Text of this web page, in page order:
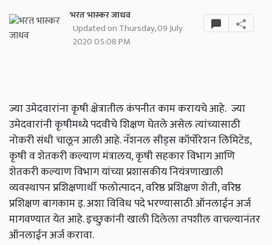
भरत भास्कर जाधव
Updated on Thursday, 09 July
2020 05:08 PM
ज्या उमेदवारांना कृषी क्षेत्रातील कंपनीत काम करायचे आहे. ज्या
उमेदवारांनी कृषीमध्ये पदवीचे शिक्षण घेतले असेल त्यांच्यासाठी
नोकरी संधी चालून आली आहे. नॅशनल सीड्स कॉर्पोरेशन लिमिटेड,
कृषी व शेतकरी कल्याण मंत्रालय, कृषी सहकार विभाग आणि
शेतकरी कल्याण विभाग यांच्या प्रशासकीय नियंत्रणाखाली
व्यवस्थापन प्रशिक्षणार्थी फलोत्पादन, वरिष्ठ प्रशिक्षण शेती, वरिष्ठ
प्रशिक्षण बागकाम इ. अशा विविध पदे भरण्यासाठी ऑनलाईन अर्ज
मागवण्यात येत आहे. इच्छुकांनी खाली दिलेला तपशील वाचल्यानंतर
ऑनलाईन अर्ज करावा.